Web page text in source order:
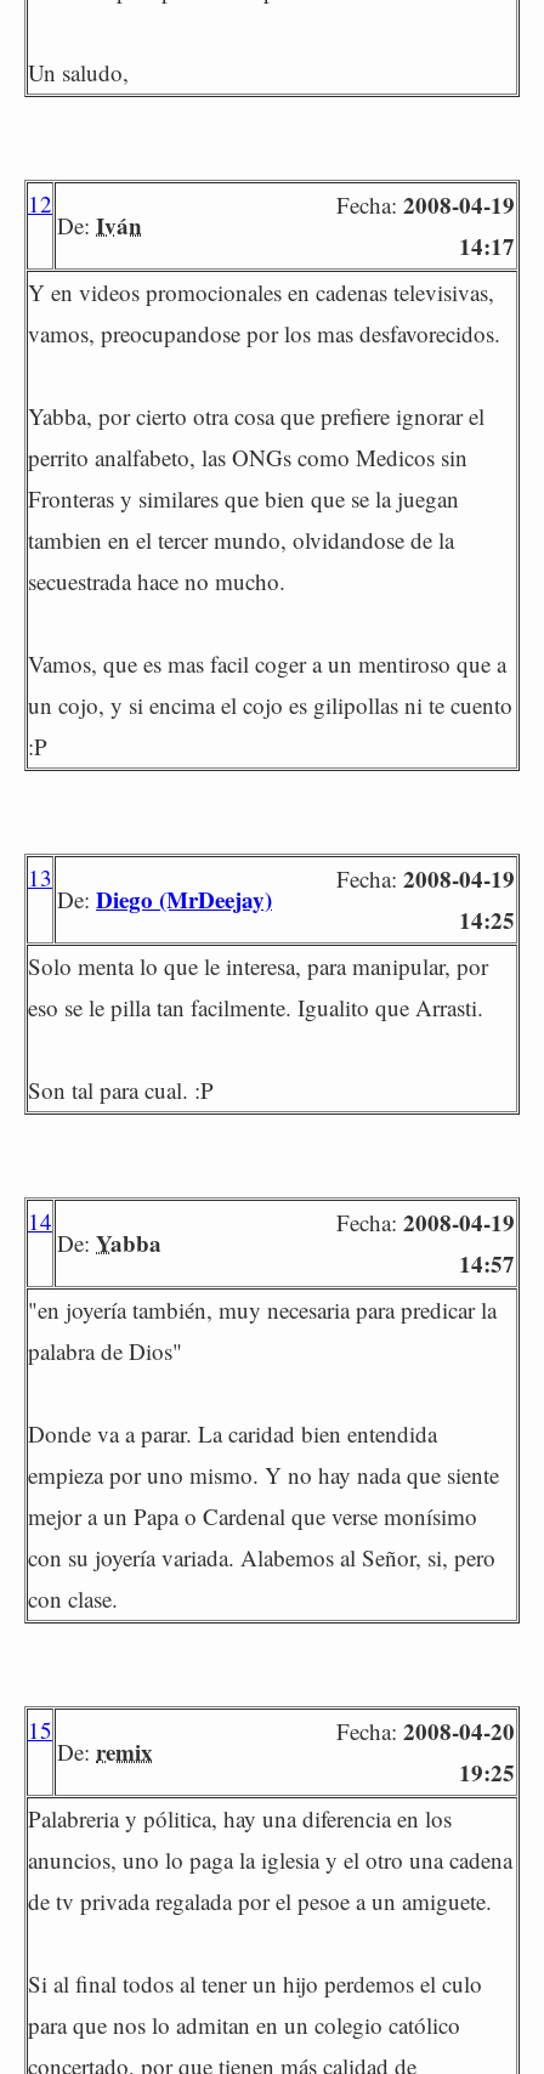
Un saludo,
12
De: Iván
Fecha: 2008-04-19
14:17
Y en videos promocionales en cadenas televisivas,
vamos, preocupandose por los mas desfavorecidos.
Yabba, por cierto otra cosa que prefiere ignorar el
perrito analfabeto, las ONGs como Medicos sin
Fronteras y similares que bien que se la juegan
tambien en el tercer mundo, olvidandose de la
secuestrada hace no mucho.
Vamos, que es mas facil coger a un mentiroso que a
un cojo, y si encima el cojo es gilipollas ni te cuento
:P
13
De: Diego (MrDeejay)
Fecha: 2008-04-19
14:25
Solo menta lo que le interesa, para manipular, por
eso se le pilla tan facilmente. Igualito que Arrasti.
Son tal para cual. :P
14
De: Yabba
Fecha: 2008-04-19
14:57
"en joyería también, muy necesaria para predicar la
palabra de Dios"
Donde va a parar. La caridad bien entendida
empieza por uno mismo. Y no hay nada que siente
mejor a un Papa o Cardenal que verse monísimo
con su joyería variada. Alabemos al Señor, si, pero
con clase.
15
De: remix
Fecha: 2008-04-20
19:25
Palabreria y pólitica, hay una diferencia en los
anuncios, uno lo paga la iglesia y el otro una cadena
de tv privada regalada por el pesoe a un amiguete.
Si al final todos al tener un hijo perdemos el culo
para que nos lo admitan en un colegio católico
concertado, por que tienen más calidad de